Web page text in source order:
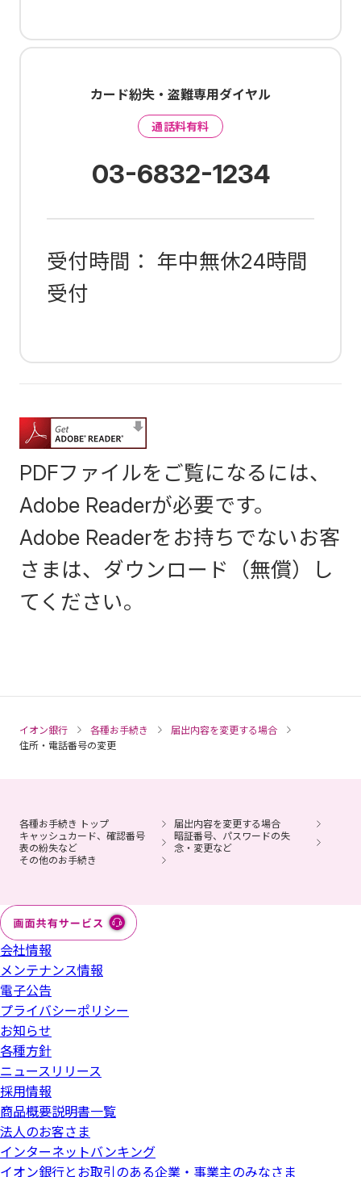
カード紛失・盗難専用ダイヤル
通話料有料
03-6832-1234
受付時間： 年中無休24時間
受付
PDFファイルをご覧になるには、
Adobe Readerが必要です。
Adobe Readerをお持ちでないお客
さまは、ダウンロード（無償）し
てください。
イオン銀行 各種お手続き
届出内容を変更する場合
住所・電話番号の変更
各種お手続き トップ
届出内容を変更する場合
キャッシュカード、確認番号
表の紛失など
暗証番号、パスワードの失
念・変更など
その他のお手続き
会社情報
メンテナンス情報
電子公告
プライバシーポリシー
お知らせ
各種方針
ニュースリリース
採用情報
商品概要説明書一覧
法人のお客さま
インターネットバンキング
イオン銀行とお取引のある企業・事業主のみなさま